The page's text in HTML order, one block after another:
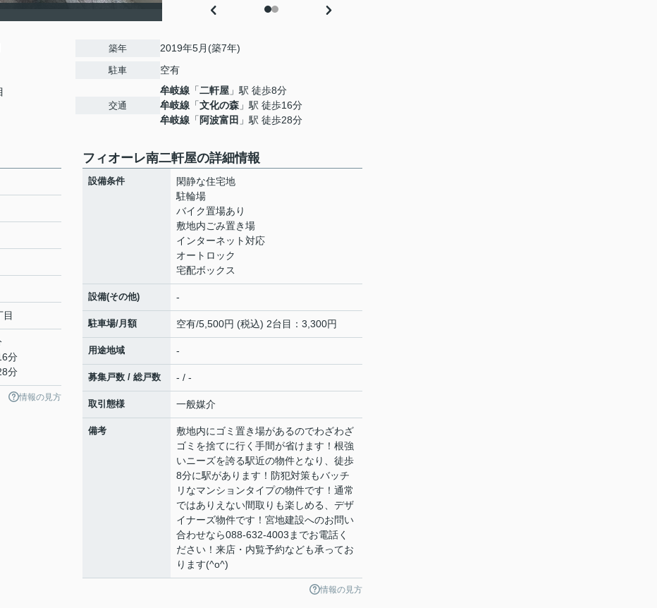
築年 2019年5月(築7年)
駐車 空有
交通
牟岐線 「二軒屋 」駅 徒歩8分
牟岐線 「文化の森 」駅 徒歩16分
牟岐線 「 阿波富田 」駅 徒歩28分
目
分
分
情報の見方
フィオーレ南二軒屋の詳細情報
設備条件
閑静な住宅地
駐輪場
バイク置場あり
敷地内ごみ置き場
インターネット対応
オートロック
宅配ボックス
設備(その他) -
駐車場/月額 空有/5,500円 (税込) 2台目：3,300円
用途地域 -
募集戸数 / 総戸数 - / -
取引態様 一般媒介
備考
敷地内にゴミ置き場があるのでわざわざ
ゴミを捨てに行く手間が省けます！根強
いニーズを誇る駅近の物件となり、徒歩
8分に駅があります！防犯対策もバッチ
リなマンションタイプの物件です！通常
ではありえない間取りも楽しめる、デザ
イナーズ物件です！宮地建設へのお問い
合わせなら088-632-4003までお電話く
ださい！来店・内覧予約なども承ってお
ります(^o^)
情報の見方